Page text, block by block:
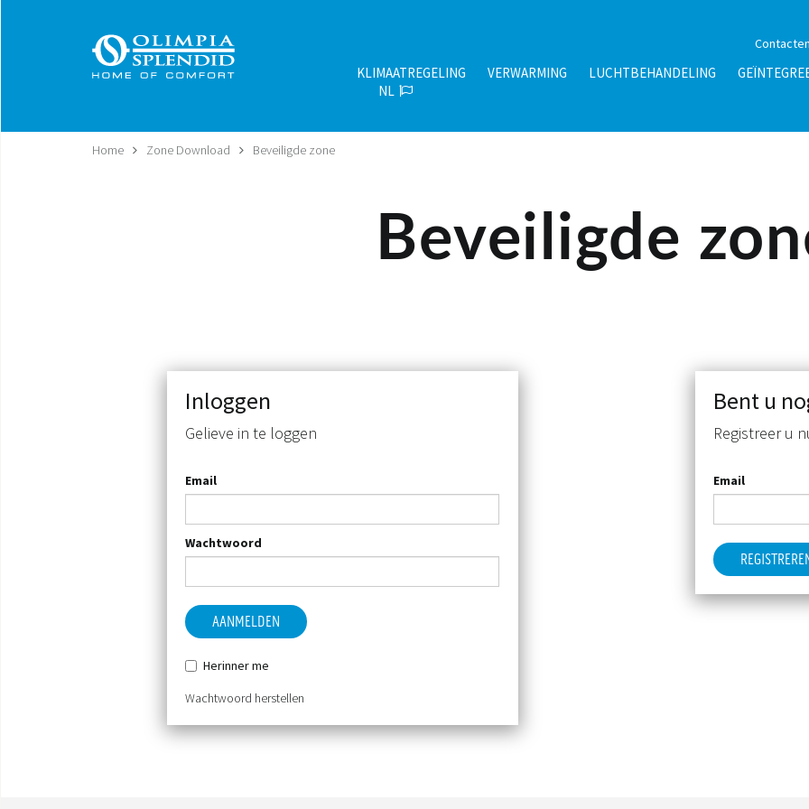
KLIMAATREGELING VERWARMING LUCHTBEHANDELING
NL
Home Zone Download Beveiligde zone
Beveiligde
Inloggen
Gelieve in te loggen
Email
Wachtwoord
AANMELDEN
Herinner me
Wachtwoord herstellen
Bent u
Registreer u
Email